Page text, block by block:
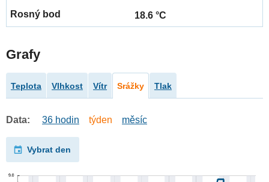
18.6 °C
Grafy
Teplota Vlhkost Vítr Srážky Tlak
Data: 36 hodin týden měsíc
Vybrat den